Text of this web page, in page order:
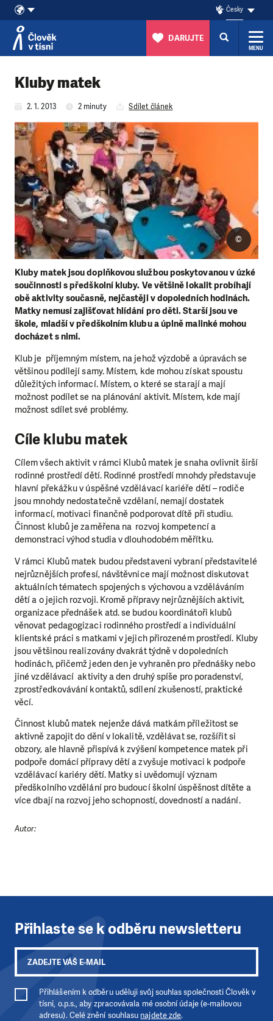
Česky
DARUJTE
MENU
Kluby matek
2. 1. 2013 2 minuty Sdílet článek
Kluby matek jsou doplňkovou službou poskytovanou v úzké
součinnosti s předškolní kluby. Ve většině lokalit probíhají
obě aktivity současně, nejčastěji v dopoledních hodinách.
Matky nemusí zajišťovat hlídání pro děti. Starší jsou ve
škole, mladší v předškolním klubu a úplně malinké mohou
docházet s nimi.
©
Klub je příjemným místem, na jehož výzdobě a úpravách se
většinou podílejí samy. Místem, kde mohou získat spoustu
důležitých informací. Místem, o které se starají a mají
možnost podílet se na plánování aktivit. Místem, kde mají
možnost sdílet své problémy.
Cíle klubu matek
Cílem všech aktivit v rámci Klubů matek je snaha ovlivnit širší
rodinné prostředí dětí. Rodinné prostředí mnohdy představuje
hlavní překážku v úspěšné vzdělávací kariéře dětí – rodiče
jsou mnohdy nedostatečně vzdělaní, nemají dostatek
informací, motivaci finančně podporovat dítě při studiu.
Činnost klubů je zaměřena na rozvoj kompetencí a
demonstraci výhod studia v dlouhodobém měřítku.
V rámci Klubů matek budou představeni vybraní představitelé
nejrůznějších profesí, návštěvnice mají možnost diskutovat
aktuálních tématech spojených s výchovou a vzděláváním
dětí a o jejich rozvoji. Kromě přípravy nejrůznějších aktivit,
organizace přednášek atd. se budou koordinátoři klubů
věnovat pedagogizaci rodinného prostředí a individuální
klientské práci s matkami v jejich přirozeném prostředí. Kluby
jsou většinou realizovány dvakrát týdně v dopoledních
hodinách, přičemž jeden den je vyhraněn pro přednášky nebo
jiné vzdělávací aktivity a den druhý spíše pro poradenství,
zprostředkovávání kontaktů, sdílení zkušeností, praktické
věcí.
Činnost klubů matek nejenže dává matkám příležitost se
aktivně zapojit do dění v lokalitě, vzdělávat se, rozšířit si
obzory, ale hlavně přispívá k zvýšení kompetence matek při
podpoře domácí přípravy dětí a zvyšuje motivaci k podpoře
vzdělávací kariéry dětí. Matky si uvědomují význam
předškolního vzdělání pro budoucí školní úspěšnost dítěte a
více dbají na rozvoj jeho schopností, dovedností a nadání.
Autor:
DAROVAT DAROVAT PRAVIDELNĚ
Přihlaste se k odběru newsletteru
Přihlášením k odběru uděluji svůj souhlas společnosti Člověk v
tísni, o.p.s., aby zpracovávala mé osobní údaje (e-mailovou
adresu). Celé znění souhlasu najdete zde.